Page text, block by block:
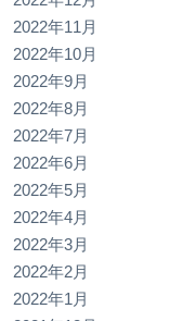
2022年11月
2022年10月
2022年9月
2022年8月
2022年7月
2022年6月
2022年5月
2022年4月
2022年3月
2022年2月
2022年1月